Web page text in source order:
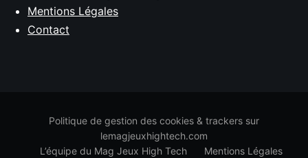
Mentions Légales
Contact
Politique de gestion des cookies & trackers sur
lemagjeuxhightech.com
L’équipe du Mag Jeux High Tech
Mentions Légales